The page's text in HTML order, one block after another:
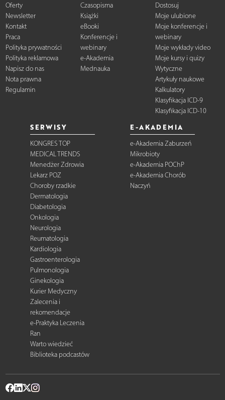
Oferty
Newsletter
Kontakt
Praca
Polityka prywatności
Polityka reklamowa
Napisz do nas
Nota prawna
Regulamin
Czasopisma
Książki
eBooki
Konferencje i
webinary
e-Akademia
Mednauka
Dostosuj
Moje ulubione
Moje konferencje i
webinary
Moje wykłady video
Moje kursy i quizy
Wytyczne
Artykuły naukowe
Kalkulatory
Klasyfikacja ICD-9
Klasyfikacja ICD-10
SERWISY
KONGRES TOP
MEDICAL TRENDS
Menedżer Zdrowia
Lekarz POZ
Choroby rzadkie
Dermatologia
Diabetologia
Onkologia
Neurologia
Reumatologia
Kardiologia
Gastroenterologia
Pulmonologia
Ginekologia
Kurier Medyczny
Zalecenia i
rekomendacje
e-Praktyka Leczenia
Ran
Warto wiedzieć
Biblioteka podcastów
E-AKADEMIA
e-Akademia Zaburzeń
Mikrobioty
e-Akademia POChP
e-Akademia Chorób
Naczyń